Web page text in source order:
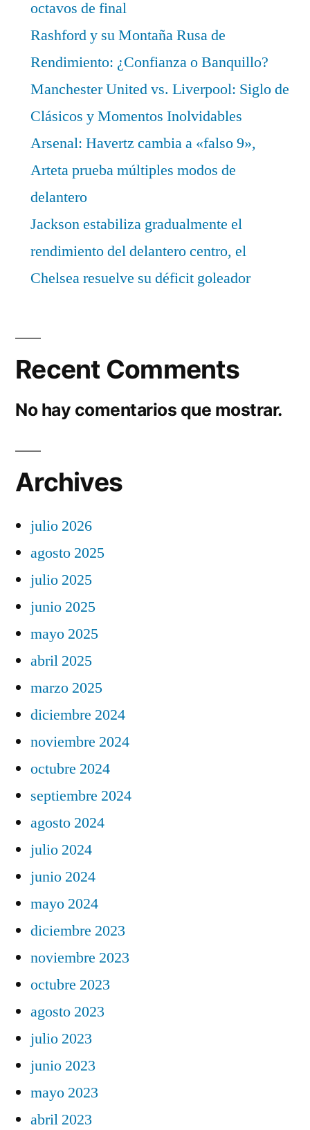
octavos de final
Rashford y su Montaña Rusa de
Rendimiento: ¿Confianza o Banquillo?
Manchester United vs. Liverpool: Siglo de
Clásicos y Momentos Inolvidables
Arsenal: Havertz cambia a «falso 9»,
Arteta prueba múltiples modos de
delantero
Jackson estabiliza gradualmente el
rendimiento del delantero centro, el
Chelsea resuelve su déficit goleador
Recent Comments
No hay comentarios que mostrar.
Archives
julio 2026
agosto 2025
julio 2025
junio 2025
mayo 2025
abril 2025
marzo 2025
diciembre 2024
noviembre 2024
octubre 2024
septiembre 2024
agosto 2024
julio 2024
junio 2024
mayo 2024
diciembre 2023
noviembre 2023
octubre 2023
agosto 2023
julio 2023
junio 2023
mayo 2023
abril 2023